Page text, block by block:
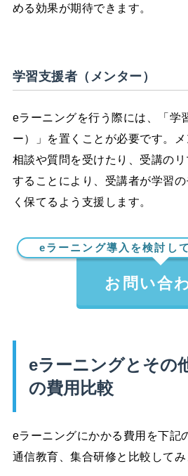
める効果が期待できます。
学習支援者（メンター）
eラーニングを行う際には、「学
ー）」を置くことが必要です。
相談や質問を受けたり、受講の
することにより、受講者が学習
く保てるよう支援します。
eラーニング導入を検討し
お問い合
eラーニングとその
の費用比較
eラーニングにかかる費用を下記
通信教育、集合研修と比較してみ